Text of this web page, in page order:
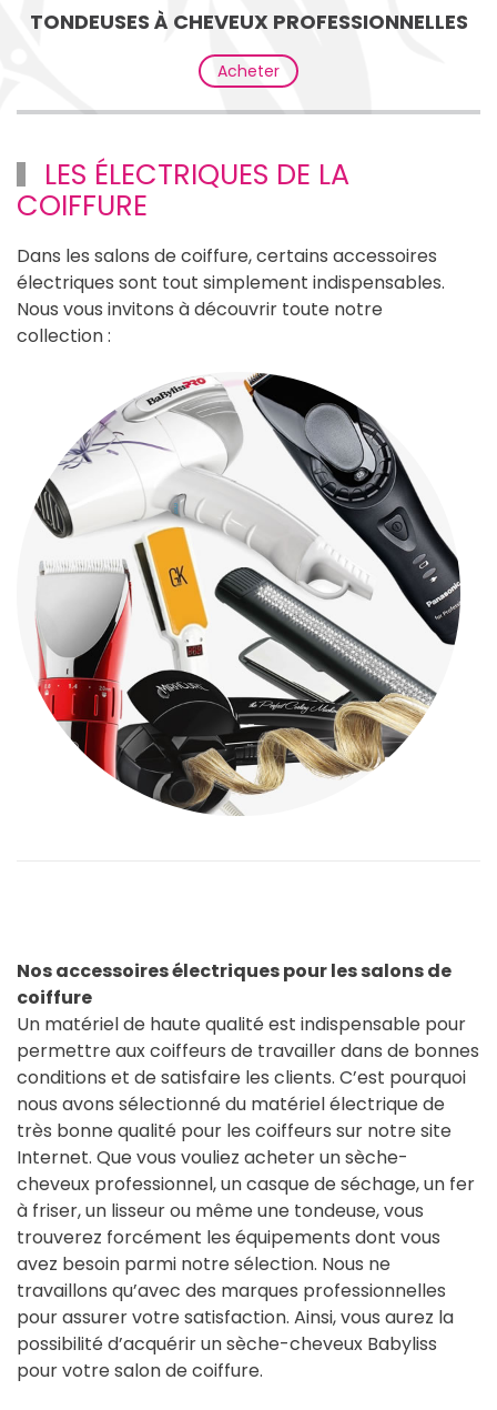
TONDEUSES À CHEVEUX PROFESSIONNELLES
Acheter
LES ÉLECTRIQUES DE LA
COIFFURE
Dans les salons de coiffure, certains accessoires
électriques sont tout simplement indispensables.
Nous vous invitons à découvrir toute notre
collection :
Nos accessoires électriques pour les salons de
coiffure
Un matériel de haute qualité est indispensable pour
permettre aux coiffeurs de travailler dans de bonnes
conditions et de satisfaire les clients. C’est pourquoi
nous avons sélectionné du matériel électrique de
très bonne qualité pour les coiffeurs sur notre site
Internet. Que vous vouliez acheter un sèche-
cheveux professionnel, un casque de séchage, un fer
à friser, un lisseur ou même une tondeuse, vous
trouverez forcément les équipements dont vous
avez besoin parmi notre sélection. Nous ne
travaillons qu’avec des marques professionnelles
pour assurer votre satisfaction. Ainsi, vous aurez la
possibilité d’acquérir un sèche-cheveux Babyliss
pour votre salon de coiffure.